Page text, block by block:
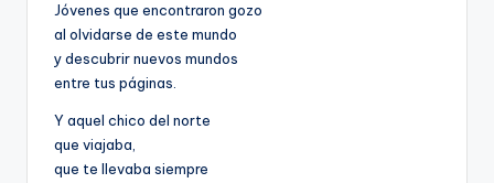
Jóvenes que encontraron gozo
al olvidarse de este mundo
y descubrir nuevos mundos
entre tus páginas.
Y aquel chico del norte
que viajaba,
que te llevaba siempre